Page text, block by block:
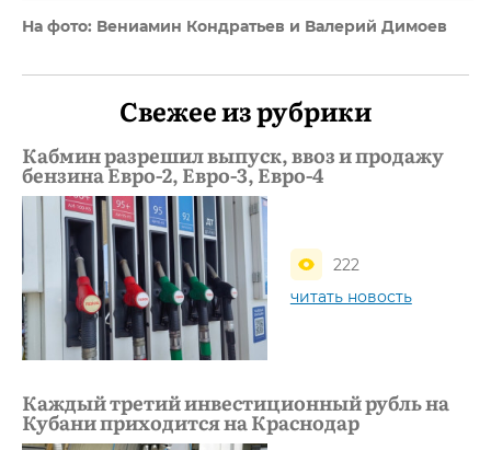
На фото: Вениамин Кондратьев и Валерий Димоев
Свежее из рубрики
Кабмин разрешил выпуск, ввоз и продажу
бензина Евро-2, Евро-3, Евро-4
222
читать новость
Каждый третий инвестиционный рубль на
Кубани приходится на Краснодар